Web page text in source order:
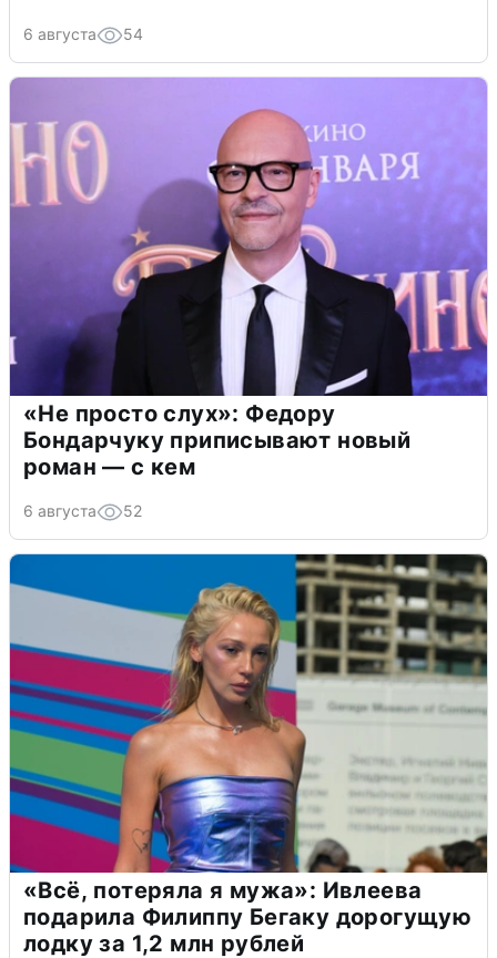
6 августа 54
«Не просто слух»: Федору
Бондарчуку приписывают новый
роман — с кем
6 августа 52
«Всё, потеряла я мужа»: Ивлеева
подарила Филиппу Бегаку дорогущую
лодку за 1,2 млн рублей